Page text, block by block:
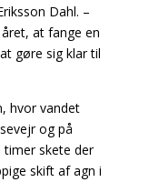
Dahl. –
at fange en
gøre sig klar til
hvor vandet
og på
skete der
skift af agn i